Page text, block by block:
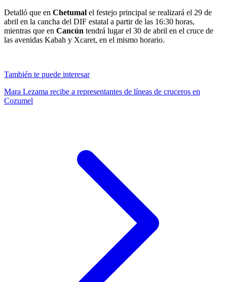
Detalló que en Chetumal el festejo principal se realizará el 29 de
abril en la cancha del DIF estatal a partir de las 16:30 horas,
mientras que en Cancún tendrá lugar el 30 de abril en el cruce de
las avenidas Kabah y Xcaret, en el mismo horario.
También te puede interesar
Mara Lezama recibe a representantes de líneas de cruceros en
Cozumel